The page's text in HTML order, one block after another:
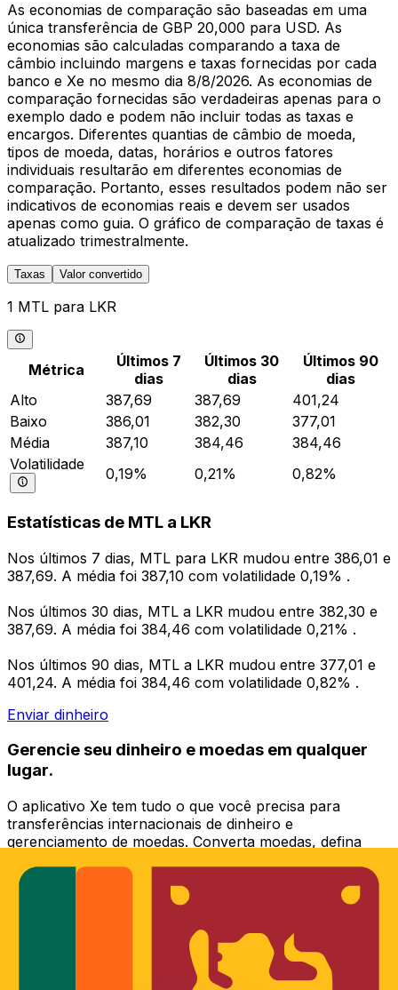
As economias de comparação são baseadas em uma
única transferência de GBP 20,000 para USD. As
economias são calculadas comparando a taxa de
câmbio incluindo margens e taxas fornecidas por cada
banco e Xe no mesmo dia 8/8/2026. As economias de
comparação fornecidas são verdadeiras apenas para o
exemplo dado e podem não incluir todas as taxas e
encargos. Diferentes quantias de câmbio de moeda,
tipos de moeda, datas, horários e outros fatores
individuais resultarão em diferentes economias de
comparação. Portanto, esses resultados podem não ser
indicativos de economias reais e devem ser usados
apenas como guia. O gráfico de comparação de taxas é
atualizado trimestralmente.
Taxas Valor convertido
1 MTL para LKR
Métrica
Últimos 7
dias
Últimos 30
dias
Últimos 90
dias
Alto
387,69 387,69
401,24
Baixo
386,01 382,30
377,01
Média
387,10 384,46
384,46
Volatilidade
0,19% 0,21% 0,82%
Estatísticas de MTL a LKR
Nos últimos 7 dias, MTL para LKR mudou entre 386,01 e
387,69. A média foi 387,10 com volatilidade 0,19% .
Nos últimos 30 dias, MTL a LKR mudou entre 382,30 e
387,69. A média foi 384,46 com volatilidade 0,21% .
Nos últimos 90 dias, MTL a LKR mudou entre 377,01 e
401,24. A média foi 384,46 com volatilidade 0,82% .
Enviar dinheiro
Gerencie seu dinheiro e moedas em qualquer
lugar.
O aplicativo Xe tem tudo o que você precisa para
transferências internacionais de dinheiro e
gerenciamento de moedas. Converta moedas, defina
exterior sem taxas ocultas. Baixe hoje mesmo!